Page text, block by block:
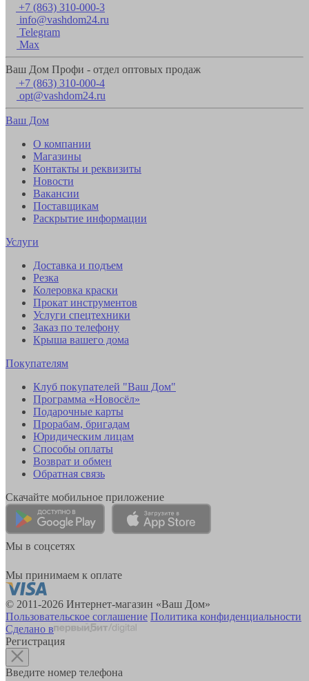
+7 (863) 310-000-3
info@vashdom24.ru
Telegram
Max
Ваш Дом Профи - отдел оптовых продаж
+7 (863) 310-000-4
opt@vashdom24.ru
Ваш Дом
О компании
Магазины
Контакты и реквизиты
Новости
Вакансии
Поставщикам
Раскрытие информации
Услуги
Доставка и подъем
Резка
Колеровка краски
Прокат инструментов
Услуги спецтехники
Заказ по телефону
Крыша вашего дома
Покупателям
Клуб покупателей "Ваш Дом"
Программа «Новосёл»
Подарочные карты
Прорабам, бригадам
Юридическим лицам
Способы оплаты
Возврат и обмен
Обратная связь
Скачайте мобильное приложение
Мы в соцсетях
Мы принимаем к оплате
© 2011-2026 Интернет-магазин «Ваш Дом»
Пользовательское соглашение Политика конфиденциальности
Сделано в
Регистрация
Введите номер телефона